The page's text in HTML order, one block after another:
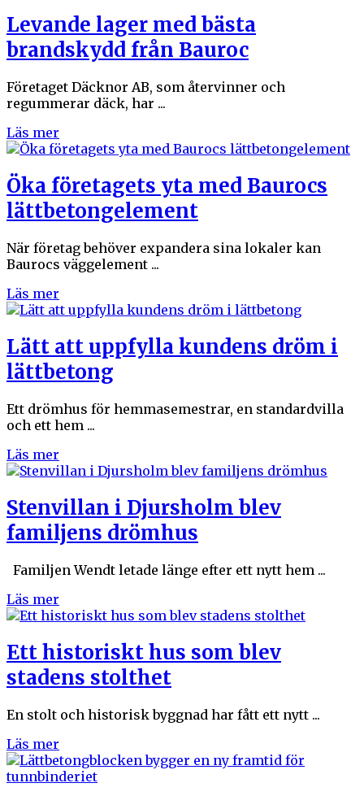
Levande lager med bästa
brandskydd från Bauroc
Företaget Däcknor AB, som återvinner och
regummerar däck, har ...
Läs mer
Öka företagets yta med Baurocs
lättbetongelement
När företag behöver expandera sina lokaler kan
Baurocs väggelement ...
Läs mer
Lätt att uppfylla kundens dröm i
lättbetong
Ett drömhus för hemmasemestrar, en standardvilla
och ett hem ...
Läs mer
Stenvillan i Djursholm blev
familjens drömhus
Familjen Wendt letade länge efter ett nytt hem ...
Läs mer
Ett historiskt hus som blev
stadens stolthet
En stolt och historisk byggnad har fått ett nytt ...
Läs mer